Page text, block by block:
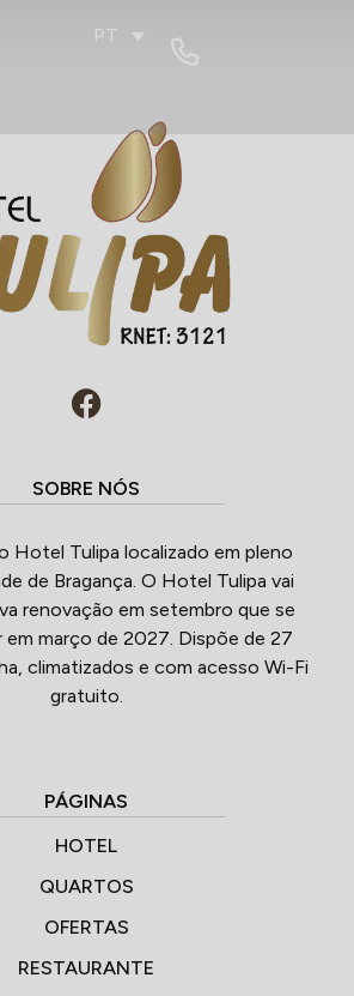
PT
SOBRE NÓS
Hotel Tulipa localizado em pleno
de Bragança. O Hotel Tulipa vai
renovação em setembro que se
em março de 2027. Dispõe de 27
climatizados e com acesso Wi-Fi
gratuito.
PÁGINAS
HOTEL
QUARTOS
OFERTAS
RESTAURANTE